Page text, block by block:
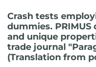
Crash tests
dummies.
and unique
trade journal
(Translation from